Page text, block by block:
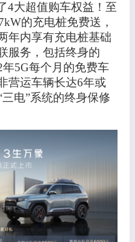
4大超值购车权益！至
的充电桩免费送，
年内享有充电桩基础
服务，包括终身的
5G每个月的免费车
营运车辆长达6年或
电”系统的终身保修